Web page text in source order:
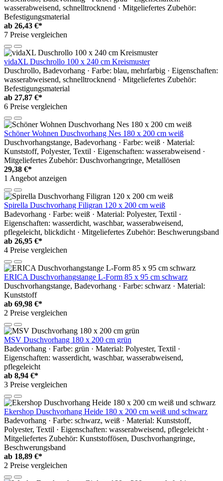
wasserabweisend, schnelltrocknend · Mitgeliefertes Zubehör:
Befestigungsmaterial
ab 26,43 €*
7 Preise vergleichen
vidaXL Duschrollo 100 x 240 cm Kreismuster
Duschrollo, Badevorhang · Farbe: blau, mehrfarbig · Eigenschaften:
wasserabweisend, schnelltrocknend · Mitgeliefertes Zubehör:
Befestigungsmaterial
ab 27,87 €*
6 Preise vergleichen
Schöner Wohnen Duschvorhang Nes 180 x 200 cm weiß
Duschvorhangstange, Badevorhang · Farbe: weiß · Material:
Kunststoff, Polyester, Textil · Eigenschaften: wasserabweisend ·
Mitgeliefertes Zubehör: Duschvorhangringe, Metallösen
29,38 €*
1 Angebot anzeigen
Spirella Duschvorhang Filigran 120 x 200 cm weiß
Badevorhang · Farbe: weiß · Material: Polyester, Textil ·
Eigenschaften: wasserdicht, waschbar, wasserabweisend,
pflegeleicht, blickdicht · Mitgeliefertes Zubehör: Beschwerungsband
ab 26,95 €*
4 Preise vergleichen
ERICA Duschvorhangstange L-Form 85 x 95 cm schwarz
Duschvorhangstange, Badevorhang · Farbe: schwarz · Material:
Kunststoff
ab 69,98 €*
2 Preise vergleichen
MSV Duschvorhang 180 x 200 cm grün
Badevorhang · Farbe: grün · Material: Polyester, Textil ·
Eigenschaften: wasserdicht, waschbar, wasserabweisend,
pflegeleicht
ab 8,94 €*
3 Preise vergleichen
Ekershop Duschvorhang Heide 180 x 200 cm weiß und schwarz
Badevorhang · Farbe: schwarz, weiß · Material: Kunststoff,
Polyester, Textil · Eigenschaften: wasserabweisend, pflegeleicht ·
Mitgeliefertes Zubehör: Kunststoffösen, Duschvorhangringe,
Beschwerungsband
ab 18,89 €*
2 Preise vergleichen